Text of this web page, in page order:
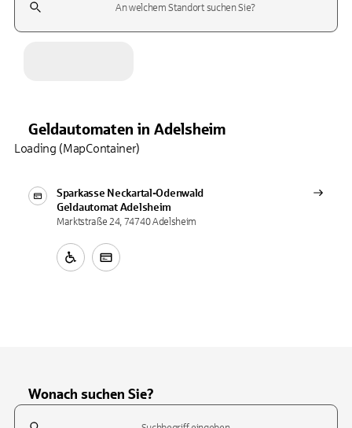
Geldautomaten in Adelsheim
Sparkasse Neckartal-Odenwald
Geldautomat Adelsheim
Marktstraße 24, 74740 Adelsheim
Loading (MapContainer)
Wonach suchen Sie?
Suchfeld